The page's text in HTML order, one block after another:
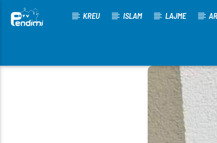
KREU ISLAM LAJME
[There are no radio stations in the database]